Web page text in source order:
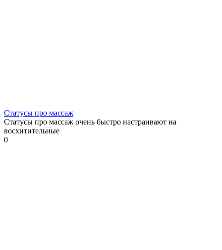
Статусы про массаж
Статусы про массаж очень быстро настраивают на
восхитительные
0